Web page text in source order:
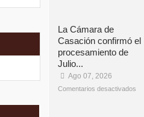
La Cámara de
Casación confirmó el
procesamiento de
Julio...
Ago 07, 2026
Comentarios desactivados